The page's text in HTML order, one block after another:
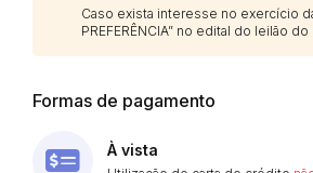
Caso exista interesse no exercício
PREFERÊNCIA” no edital do leilão
Formas de pagamento
À vista